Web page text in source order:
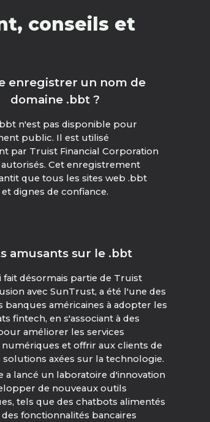
conseils et
enregistrer un nom de
domaine .bbt ?
n'est pas disponible pour
public. Il est utilisé
par Truist Financial Corporation
autorisés. Cet enregistrement
que tous les sites web .bbt
dignes de confiance.
amusants sur le .bbt
fait désormais partie de Truist
avec SunTrust, a été l'une des
banques américaines à adopter les
fintech, en s'associant à des
améliorer les services
numériques et offrir aux clients de
axées sur la technologie.
a lancé un laboratoire d'innovation
de nouveaux outils
tels que des chatbots alimentés
fonctionnalités bancaires